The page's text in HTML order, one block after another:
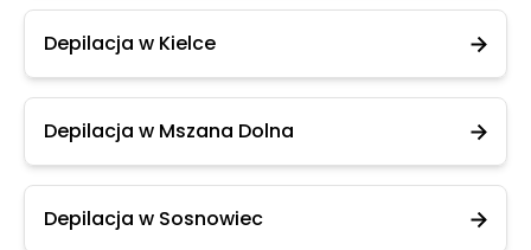
Depilacja w Kielce
Depilacja w Mszana Dolna
Depilacja w Sosnowiec